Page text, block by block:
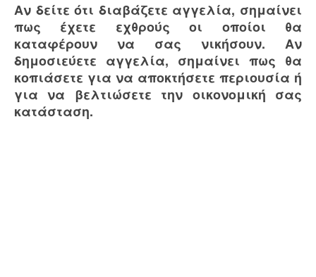
Αν δείτε ότι διαβάζετε αγγελία, σημαίνει
πως έχετε εχθρούς οι οποίοι θα
καταφέρουν να σας νικήσουν. Αν
δημοσιεύετε αγγελία, σημαίνει πως θα
κοπιάσετε για να αποκτήσετε περιουσία ή
για να βελτιώσετε την οικονομική σας
κατάσταση.